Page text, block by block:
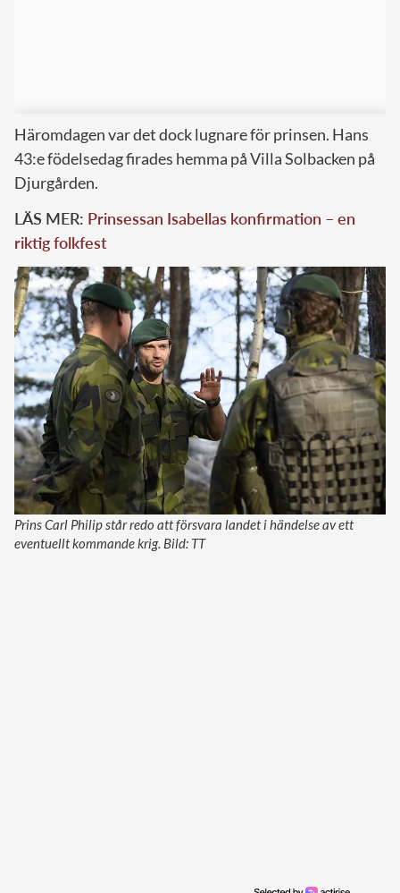
Häromdagen var det dock lugnare för prinsen. Hans
43:e födelsedag firades hemma på Villa Solbacken på
Djurgården.
LÄS MER: Prinsessan Isabellas konfirmation – en
riktig folkfest
Prins Carl Philip står redo att försvara landet i händelse av ett
eventuellt kommande krig. Bild: TT